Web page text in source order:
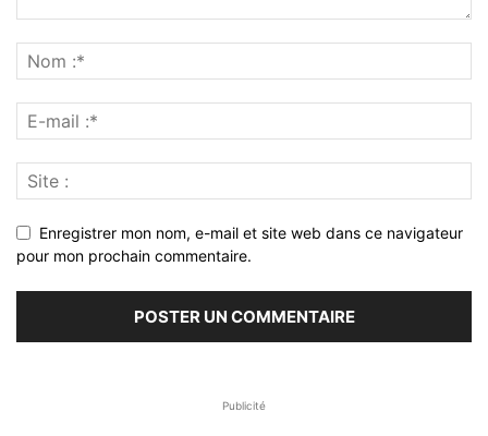
Enregistrer mon nom, e-mail et site web dans ce navigateur
pour mon prochain commentaire.
Publicité